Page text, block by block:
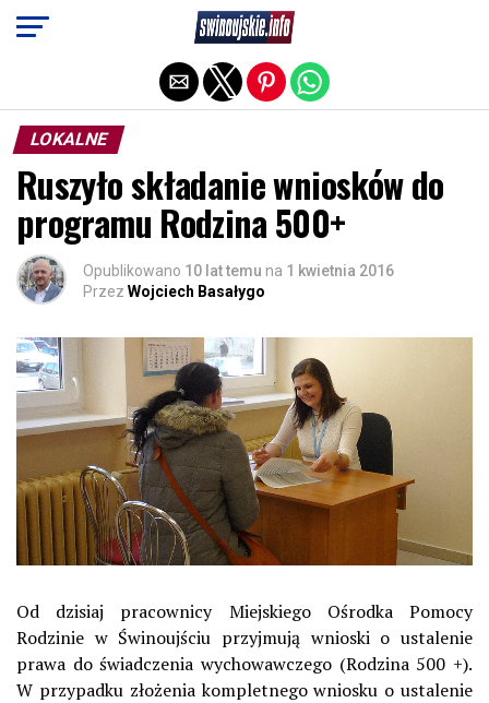
LOKALNE
Ruszyło składanie wniosków do
programu Rodzina 500+
Opublikowano 10 lat temu na 1 kwietnia 2016
Przez Wojciech Basałygo
Od dzisiaj pracownicy Miejskiego Ośrodka Pomocy
Rodzinie w Świnoujściu przyjmują wnioski o ustalenie
prawa do świadczenia wychowawczego (Rodzina 500 +).
W przypadku złożenia kompletnego wniosku o ustalenie
Exit mobile version